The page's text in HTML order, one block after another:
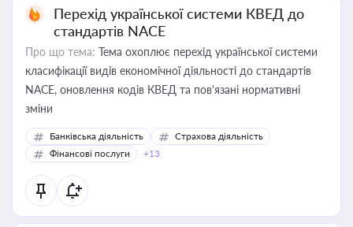
Перехід української системи КВЕД до
стандартів NACE
Про що тема: Тема охоплює перехід української системи
класифікації видів економічної діяльності до стандартів
NACE, оновлення кодів КВЕД та пов'язані нормативні
зміни
Банківська діяльність
Страхова діяльність
Фінансові послуги
+13